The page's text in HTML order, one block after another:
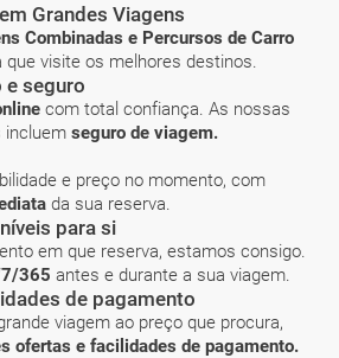
Grandes Viagens
Combinadas e Percursos de Carro
que visite os melhores destinos.
e seguro
com total confiança. As nossas
incluem seguro de viagem.
e preço no momento, com
da sua reserva.
para si
em que reserva, estamos consigo.
365 antes e durante a sua viagem.
de pagamento
viagem ao preço que procura,
ofertas e facilidades de pagamento.